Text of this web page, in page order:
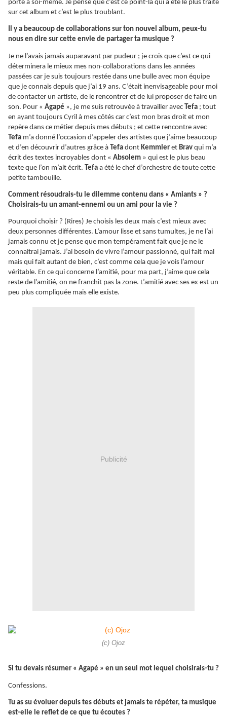
porte à soi-même. Je pense que c’est ce point-là qui a été le plus traité
sur cet album et c’est le plus troublant.
Il y a beaucoup de collaborations sur ton nouvel album, peux-tu
nous en dire sur cette envie de partager ta musique ?
Je ne l’avais jamais auparavant par pudeur ; je crois que c’est ce qui
déterminera le mieux mes non-collaborations dans les années
passées car je suis toujours restée dans une bulle avec mon équipe
que je connais depuis que j’ai 19 ans. C’était inenvisageable pour moi
de contacter un artiste, de le rencontrer et de lui proposer de faire un
son. Pour « Agapé », je me suis retrouvée à travailler avec Tefa ; tout
en ayant toujours Cyril à mes côtés car c’est mon bras droit et mon
repère dans ce métier depuis mes débuts ; et cette rencontre avec
Tefa m’a donné l’occasion d’appeler des artistes que j’aime beaucoup
et d’en découvrir d’autres grâce à Tefa dont Kemmler et Brav qui m’a
écrit des textes incroyables dont « Absolem » qui est le plus beau
texte que l’on m’ait écrit. Tefa a été le chef d’orchestre de toute cette
petite tambouille.
Comment résoudrais-tu le dilemme contenu dans « Amiants » ?
Choisirais-tu un amant-ennemi ou un ami pour la vie ?
Pourquoi choisir ? (Rires) Je choisis les deux mais c’est mieux avec
deux personnes différentes. L’amour lisse et sans tumultes, je ne l’ai
jamais connu et je pense que mon tempérament fait que je ne le
connaitrai jamais. J’ai besoin de vivre l’amour passionné, qui fait mal
mais qui fait autant de bien, c’est comme cela que je vois l’amour
véritable. En ce qui concerne l’amitié, pour ma part, j’aime que cela
reste de l’amitié, on ne franchit pas la zone. L’amitié avec ses ex est un
peu plus compliquée mais elle existe.
Publicité
(c) Ojoz
Si tu devais résumer « Agapé » en un seul mot lequel choisirais-tu ?
Confessions.
Tu as su évoluer depuis tes débuts et jamais te répéter, ta musique
est-elle le reflet de ce que tu écoutes ?